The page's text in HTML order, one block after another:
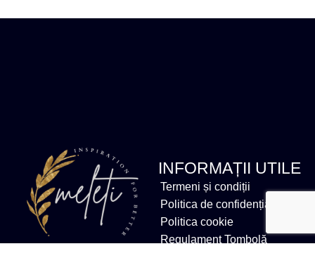
INFORMAȚII UTILE
Termeni și condiții
Politica de confidențialitate
Politica cookie
Regulament Tombolă